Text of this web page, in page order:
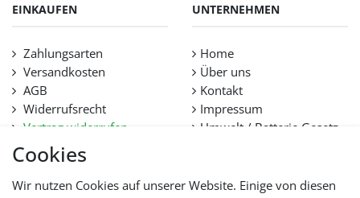
Cookies
Wir nutzen Cookies auf unserer Website. Einige von diesen
EINKAUFEN
Zahlungsarten
Versandkosten
AGB
Widerrufsrecht
Vertrag widerrufen
Datenschutz
Hilfe
Lieferfristen und
UNTERNEHMEN
Home
Über uns
Kontakt
Impressum
Umwelt / Batterie Gesetz